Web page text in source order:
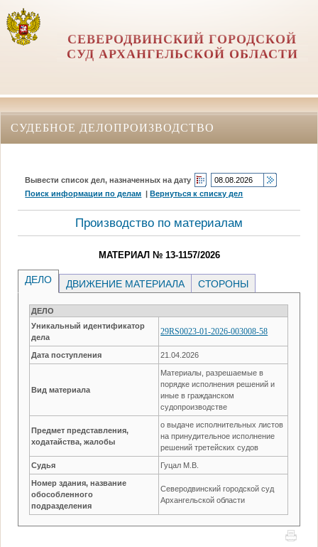
СЕВЕРОДВИНСКИЙ ГОРОДСКОЙ
СУД АРХАНГЕЛЬСКОЙ ОБЛАСТИ
СУДЕБНОЕ ДЕЛОПРОИЗВОДСТВО
Вывести список дел, назначенных на дату
Поиск информации по делам |Вернуться к списку дел
Производство по материалам
МАТЕРИАЛ № 13-1157/2026
ДЕЛО ДВИЖЕНИЕ МАТЕРИАЛА СТОРОНЫ
ДЕЛО
Уникальный идентификатор
дела
29RS0023-01-2026-003008-58
Дата поступления 21.04.2026
Вид материала
Материалы, разрешаемые в
порядке исполнения решений и
иные в гражданском
судопроизводстве
Предмет представления,
ходатайства, жалобы
о выдаче исполнительных листов
на принудительное исполнение
решений третейских судов
Судья Гуцал М.В.
Номер здания, название
обособленного
подразделения
Северодвинский городской суд
Архангельской области